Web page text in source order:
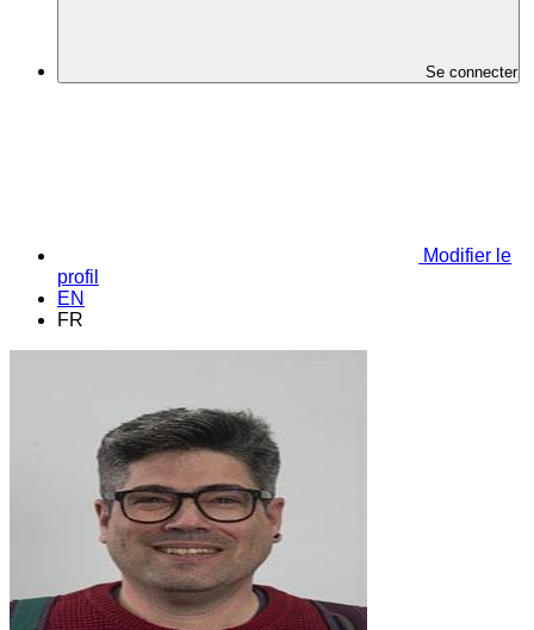
Se connecter
Modifier le
profil
EN
FR